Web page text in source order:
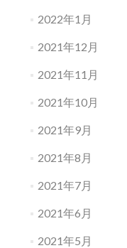
2022年1月
2021年12月
2021年11月
2021年10月
2021年9月
2021年8月
2021年7月
2021年6月
2021年5月